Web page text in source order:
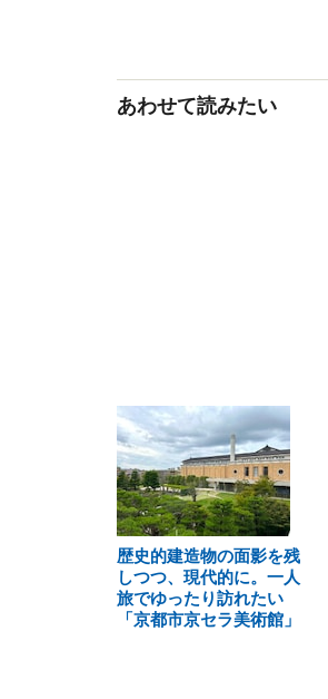
あわせて読みたい
歴史的建造物の面影を残
しつつ、現代的に。一人
旅でゆったり訪れたい
「京都市京セラ美術館」